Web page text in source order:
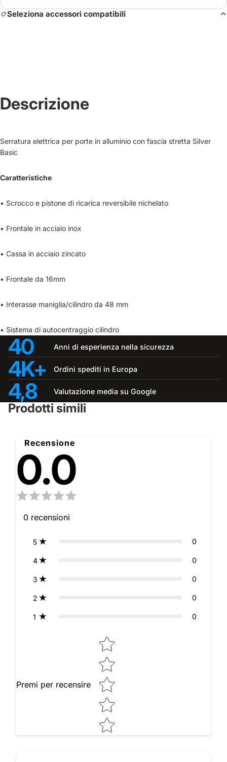
Seleziona accessori compatibili
Descrizione
Serratura elettrica per porte in alluminio con fascia stretta Silver
Basic
Caratteristiche
• Scrocco e pistone di ricarica reversibile nichelato
• Frontale in acciaio inox
• Cassa in acciaio zincato
• Frontale da 16mm
• Interasse maniglia/cilindro da 48 mm
• Sistema di autocentraggio cilindro
40 Anni di esperienza nella sicurezza
4K+ Ordini spediti in Europa
4,8 Valutazione media su Google
Prodotti simili
Recensione
0.0
0 recensioni
5 0
4 0
3 0
2 0
1 0
Premi per recensire
Star rating